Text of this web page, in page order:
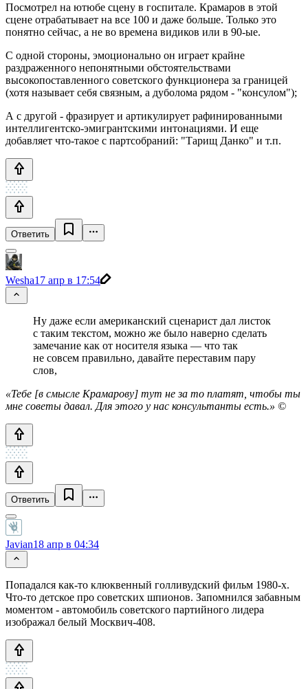
Посмотрел на ютюбе сцену в госпитале. Крамаров в этой
сцене отрабатывает на все 100 и даже больше. Только это
понятно сейчас, а не во времена видиков или в 90-ые.
С одной стороны, эмоционально он играет крайне
раздраженного непонятными обстоятельствами
высокопоставленного советского функционера за границей
(хотя называет себя связным, а дуболома рядом - "консулом");
А с другой - фразирует и артикулирует рафинированными
интеллигентско-эмигрантскими интонациями. И еще
добавляет что-такое с партсобраний: "Тарищ Данко" и т.п.
Ответить
Wesha17 апр в 17:54
Ну даже если американский сценарист дал листок
с таким текстом, можно же было наверно сделать
замечание как от носителя языка — что так
не совсем правильно, давайте переставим пару
слов,
«Тебе [в смысле Крамарову] тут не за то платят, чтобы ты
мне советы давал. Для этого у нас консультанты есть.» ©
Ответить
Javian18 апр в 04:34
Попадался как-то клюквенный голливудский фильм 1980-х.
Что-то детское про советских шпионов. Запомнился забавным
моментом - автомобиль советского партийного лидера
изображал белый Москвич-408.